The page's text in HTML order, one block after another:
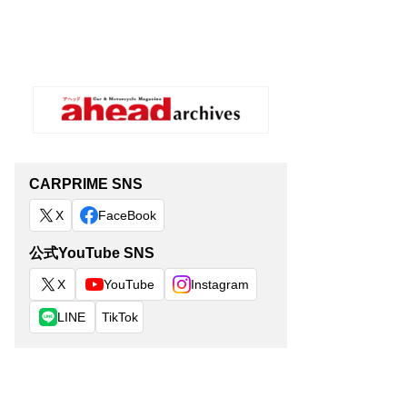
CARPRIME SNS
X FaceBook
公式YouTube SNS
X YouTube Instagram
LINE TikTok